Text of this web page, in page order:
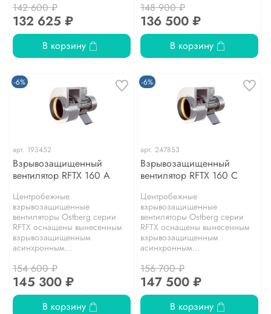
142 600 ₽
132 625 ₽
В корзину
148 900 ₽
136 500 ₽
В корзину
-6%
арт. 193452
Взрывозащищенный
вентилятор RFTX 160 A
Центробежные
взрывозащищенные
вентиляторы Ostberg серии
RFТХ оснащены вынесенным
взрывозащищенным
асинхронным...
154 600 ₽
145 300 ₽
В корзину
-6%
арт. 247853
Взрывозащищенный
вентилятор RFTX 160 C
Центробежные
взрывозащищенные
вентиляторы Ostberg серии
RFТХ оснащены вынесенным
взрывозащищенным
асинхронным...
156 700 ₽
147 500 ₽
В корзину